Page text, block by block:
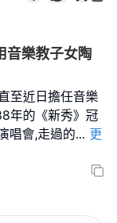
音樂教子女陶
至近日擔任音樂
年的《新秀》冠
唱會,走過的... 更